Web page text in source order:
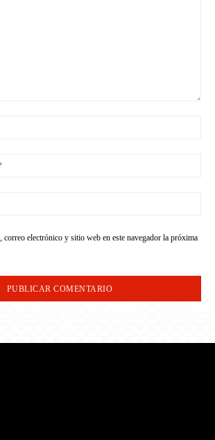
correo electrónico y sitio web en este navegador la próxima